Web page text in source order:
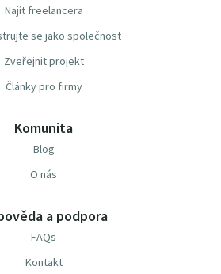
Najít freelancera
se jako společnost
Zveřejnit projekt
Články pro firmy
Komunita
Blog
O nás
a podpora
FAQs
Kontakt